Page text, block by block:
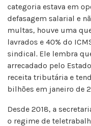
categoria estava em
defasagem salarial e
multas, houve uma
lavrados e 40% do
sindical. Ele lembra
arrecadado pelo
receita tributária e
bilhões em janeiro de
Desde 2018, a
o regime de